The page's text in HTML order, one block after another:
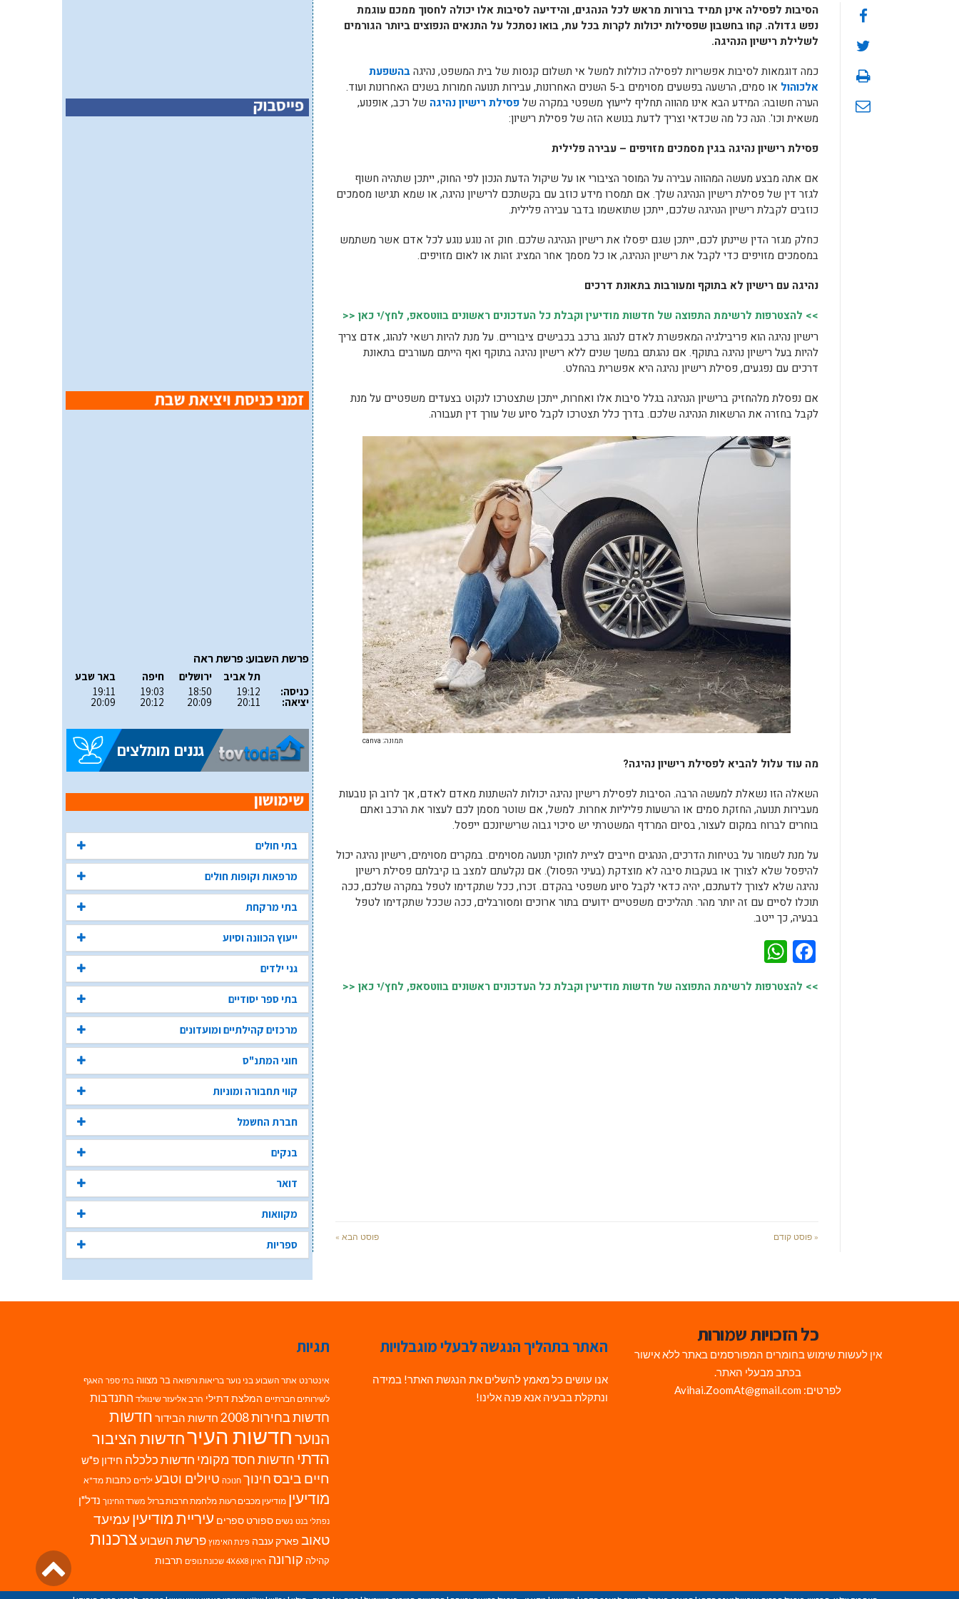
הסיבות לפסילה אינן תמיד ברורות מראש לכל הנהגים, והידיעה לסיבות אלו יכולה לחסוך ממכם עוגמת
נפש גדולה. קחו בחשבון שפסילות יכולות לקרות בכל עת, בואו נסתכל על התנאים הנפוצים ביותר הגורמים
לשלילת רישיון הנהיגה.
כמה דוגמאות לסיבות אפשריות לפסילה כוללות למשל אי תשלום קנסות של בית המשפט, נהיגהבהשפעת
אלכוהול
או סמים, הרשעה בפשעים מסוימים ב-5 השנים האחרונות, עבירות תנועה חמורות בשנים האחרונות ועוד.
הערה חשובה: המידע הבא אינו מהווה תחליף לייעוץ משפטי במקרה שלפסילת רישיון נהיגה של רכב, אופנוע,
משאית וכו'. הנה כל מה שכדאי וצריך לדעת בנושא הזה של פסילת רישיון:
פסילת רישיון נהיגה בגין מסמכים מזויפים – עבירה פלילית
אם אתה מבצע מעשה המהווה עבירה על המוסר הציבורי או על שיקול הדעת הנכון לפי החוק, ייתכן שתהיה חשוף
לגזר דין של פסילת רישיון הנהיגה שלך. אם תמסרו מידע כוזב עם בקשתכם לרישיון נהיגה, או שמא תגישו מסמכים
כוזבים לקבלת רישיון הנהיגה שלכם, ייתכן שתואשמו בדבר עבירה פלילית.
כחלק מגזר הדין שיינתן לכם, ייתכן שגם יפסלו את רישיון הנהיגה שלכם. חוק זה נוגע נוגע לכל אדם אשר משתמש
במסמכים מזויפים כדי לקבל את רישיון הנהיגה, או כל מסמך אחר המציג זהות או לאום מזויפים.
נהיגה עם רישיון לא בתוקף ומעורבות בתאונת דרכים
>> להצטרפות לרשימת התפוצה של חדשות מודיעין וקבלת כל העדכונים ראשונים בווטסאפ, לחץ/י כאן <<
רישיון נהיגה הוא פריבילגיה המאפשרת לאדם לנהוג ברכב בכבישים ציבוריים. על מנת להיות רשאי לנהוג, אדם צריך
להיות בעל רישיון נהיגה בתוקף. אם נהגתם במשך שנים ללא רישיון נהיגה בתוקף ואף הייתם מעורבים בתאונת
דרכים עם נפגעים, פסילת רישיון נהיגה היא אפשרית בהחלט.
אם נפסלת מלהחזיק ברישיון הנהיגה בגלל סיבות אלו ואחרות, ייתכן שתצטרכו לנקוט בצעדים משפטיים על מנת
לקבל בחזרה את הרשאות הנהיגה שלכם. בדרך כלל תצטרכו לקבל סיוע של עורך דין תעבורה.
תמונה: canva
מה עוד עלול להביא לפסילת רישיון נהיגה?
השאלה הזו נשאלת למעשה הרבה. הסיבות לפסילת רישיון נהיגה יכולות להשתנות מאדם לאדם, אך לרוב הן נובעות
מעבירות תנועה, החזקת סמים או הרשעות פליליות אחרות. למשל, אם שוטר מסמן לכם לעצור את הרכב ואתם
בוחרים לברוח במקום לעצור, בסיום המרדף המשטרתי יש סיכוי גבוה שרישיונכם ייפסל.
על מנת לשמור על בטיחות הדרכים, הנהגים חייבים לציית לחוקי תנועה מסוימים. במקרים מסוימים, רישיון נהיגה יכול
להיפסל שלא לצורך או בעקבות סיבה לא מוצדקת (בעיני הפסול). אם נקלעתם למצב בו קיבלתם פסילת רישיון
נהיגה שלא לצורך לדעתכם, יהיה כדאי לקבל סיוע משפטי בהקדם. זכרו, ככל שתקדימו לטפל במקרה שלכם, ככה
תוכלו לסיים עם זה יותר מהר. תהליכים משפטיים ידועים בתור ארוכים ומסורבלים, ככה שככל שתקדימו לטפל
בבעיה, כך ייטב.
Facebook
>> להצטרפות לרשימת התפוצה של חדשות מודיעין וקבלת כל העדכונים ראשונים בווטסאפ, לחץ/י כאן <<
« פוסט קודם פוסט הבא »
פרשת השבוע: פרשת ראה
כניסה:
יציאה:
תל אביב
19:12
20:11
ירושלים
18:50
20:09
חיפה
19:03
20:12
באר שבע
19:11
20:09
בתי חולים
מרפאות וקופות חולים
בתי מרקחת
ייעוץ הכוונה וסיוע
גני ילדים
בתי ספר יסודיים
מרכזים קהילתיים ומועדונים
חוגי המתנ"ס
קווי תחבורה ומוניות
חברת החשמל
בנקים
דואר
מקוואות
ספריות
כל הזכויות שמורות
אין לעשות שימוש בחומרים המפורסמים באתר ללא אישור
בכתב מבעלי האתר.
לפרטים: Avihai.ZoomAt@gmail.com
האתר בתהליך הנגשה לבעלי מוגבלויות
אנו עושים כל מאמץ להשלים את הנגשת האתר! במידה
ונתקלת בבעיה אנא פנה אלינו!
תגיות
אינטרנט אתר השבוע בני נוער בריאות ורפואה בר מצווה בתי ספר האגף
לשירותים חברתיים המלצת דתילי הרב אליעזר שינוולד התנדבות
חדשות בחירות 2008 חדשות הבידור חדשות
הנוערחדשות העירחדשות הציבור
הדתי חדשות חסד מקומי חדשות כלכלה חידון פ"ש
חיים ביבסחינוך חנוכה טיולים וטבע ילדים כתבות מד"א
מודיעין מודיעין מכבים רעות מלחמת חרבות ברזל משרד החינוך נדל"ן
נפתלי בנט נשים ספורט ספרים עיריית מודיעין עמיעד
טאוב פארק ענבה פינת האימוץ פרשת השבועצרכנות
קהילה קורונה ראיון 4X6X8 שכונת נופים תרבות